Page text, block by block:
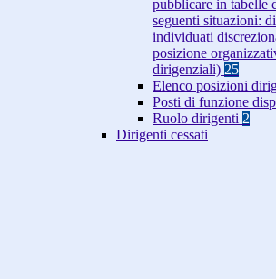
pubblicare in tabelle
seguenti situazioni:
individuati
posizione
dirigenziali) 25
Elenco posizioni
Posti di funzione
Ruolo dirigenti 2
Dirigenti cessati